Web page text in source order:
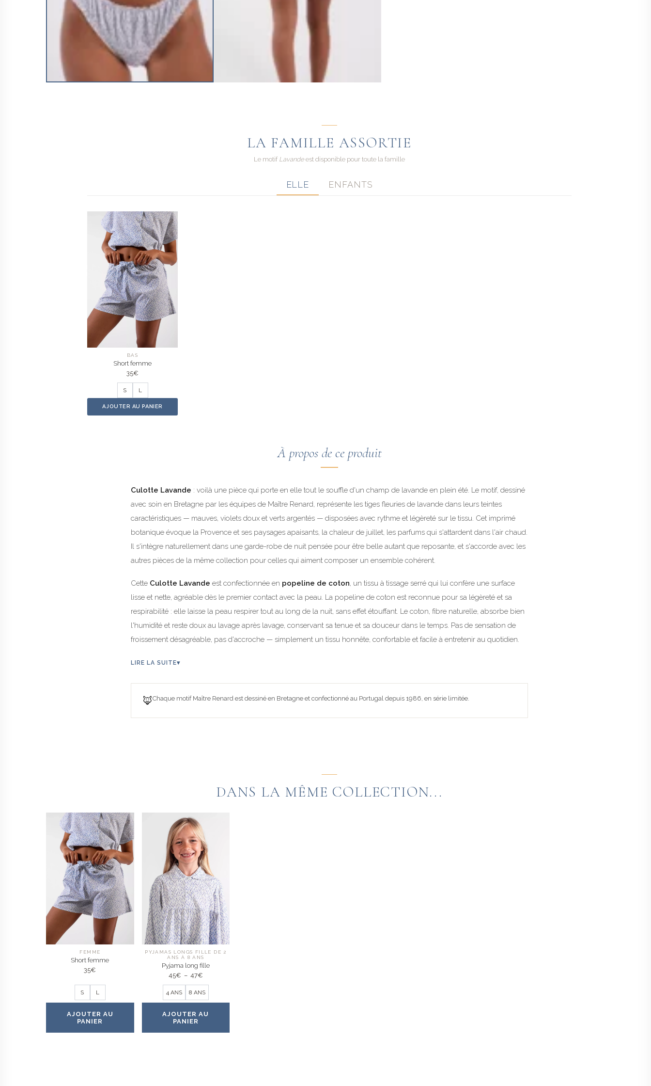
LA FAMILLE ASSORTIE
Le motif Lavande est disponible pour toute la famille
ELLE ENFANTS
BAS
Short femme
35€
S L
AJOUTER AU PANIER
À propos de ce produit
Culotte Lavande : voilà une pièce qui porte en elle tout le souffle d'un champ de lavande en plein été. Le motif, dessiné
avec soin en Bretagne par les équipes de Maître Renard, représente les tiges fleuries de lavande dans leurs teintes
caractéristiques — mauves, violets doux et verts argentés — disposées avec rythme et légèreté sur le tissu. Cet imprimé
botanique évoque la Provence et ses paysages apaisants, la chaleur de juillet, les parfums qui s'attardent dans l'air chaud.
Il s'intègre naturellement dans une garde-robe de nuit pensée pour être belle autant que reposante, et s'accorde avec les
autres pièces de la même collection pour celles qui aiment composer un ensemble cohérent.
Cette Culotte Lavande est confectionnée en popeline de coton, un tissu à tissage serré qui lui confère une surface
lisse et nette, agréable dès le premier contact avec la peau. La popeline de coton est reconnue pour sa légèreté et sa
respirabilité : elle laisse la peau respirer tout au long de la nuit, sans effet étouffant. Le coton, fibre naturelle, absorbe bien
l'humidité et reste doux au lavage après lavage, conservant sa tenue et sa douceur dans le temps. Pas de sensation de
froissement désagréable, pas d'accroche — simplement un tissu honnête, confortable et facile à entretenir au quotidien.
LIRE LA SUITE▾
🦊Chaque motif Maître Renard est dessiné en Bretagne et confectionné au Portugal depuis 1986, en série limitée.
DANS LA MÊME COLLECTION...
FEMME
Short femme
35€
S L
AJOUTER AU
PANIER
PYJAMAS LONGS FILLE DE 2
ANS À 8 ANS
Pyjama long fille
45€ – 47€Plage
prix :
45€
à
47€
4 ANS 8 ANS
AJOUTER AU
PANIER